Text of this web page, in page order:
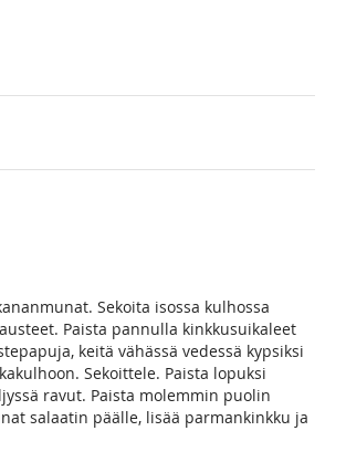
Sekoita isossa kulhossa
Paista pannulla kinkkusuikaleet
keitä vähässä vedessä kypsiksi
Sekoittele. Paista lopuksi
ravut. Paista molemmin puolin
salaatin päälle, lisää parmankinkku ja